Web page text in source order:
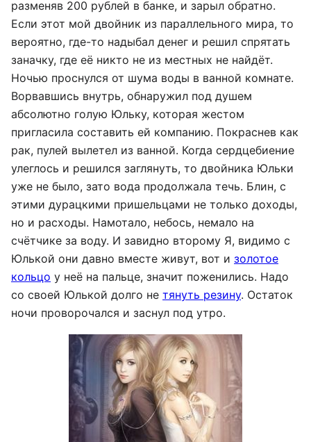
разменяв 200 рублей в банке, и зарыл обратно.
Если этот мой двойник из параллельного мира, то
вероятно, где-то надыбал денег и решил спрятать
заначку, где её никто не из местных не найдёт.
Ночью проснулся от шума воды в ванной комнате.
Ворвавшись внутрь, обнаружил под душем
абсолютно голую Юльку, которая жестом
пригласила составить ей компанию. Покраснев как
рак, пулей вылетел из ванной. Когда сердцебиение
улеглось и решился заглянуть, то двойника Юльки
уже не было, зато вода продолжала течь. Блин, с
этими дурацкими пришельцами не только доходы,
но и расходы. Намотало, небось, немало на
счётчике за воду. И завидно второму Я, видимо с
Юлькой они давно вместе живут, вот и золотое
кольцо у неё на пальце, значит поженились. Надо
со своей Юлькой долго не тянуть резину. Остаток
ночи проворочался и заснул под утро.